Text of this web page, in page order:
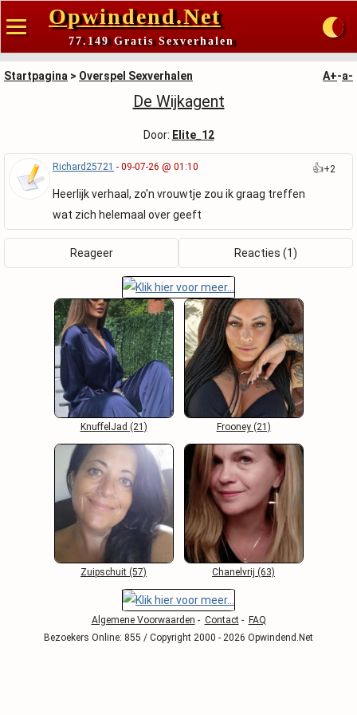
Opwindend.Net
77.149 Gratis Sexverhalen
Startpagina > Overspel Sexverhalen A+-a-
De Wijkagent
Door: Elite_12
Richard25721 - 09-07-26 @ 01:10
Heerlijk verhaal, zo'n vrouwtje zou ik graag treffen
wat zich helemaal over geeft
👍+2
Reageer Reacties (1)
KnuffelJad (21) Frooney (21)
Zuipschuit (57) Chanelvrij (63)
Algemene Voorwaarden - Contact- FAQ
Bezoekers Online: 855 / Copyright 2000 - 2026 Opwindend.Net